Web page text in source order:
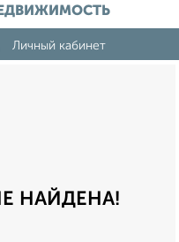
Личный кабинет
НАЙДЕНА!